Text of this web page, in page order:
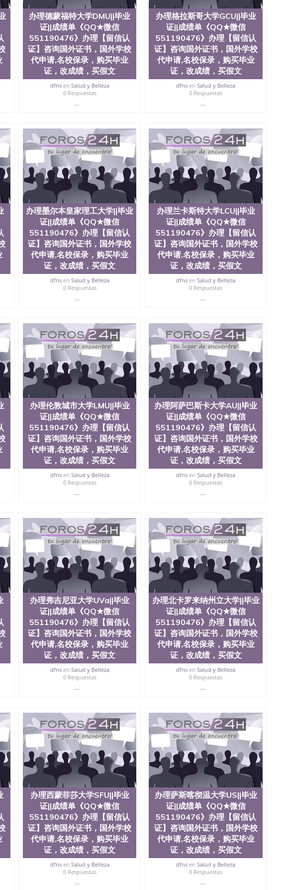
实可查认证办理，存档可查，终身受用。 四、办理流程农业科学院、艺术
、地球及物质科学院、教育学院、工程学院、健康与人类发展学院、信息
护理学院、科学学院等。学校的教育学院排名在全美前十名，工学院排名在
大学为学生们提供本科、硕士及博士学位。学校的专业课程包括：会计
工程、经济、医学、护理、文学、音乐、生物学、统计学、美术、电子工
制、历史、电气工程、生物工程、建筑设计、工商管理、材料科学、机械
学、化学、英语、社会科学、心理学、戏剧、市场营销、机械工程、计算
商科、金融专业 1、客户提供相关材料，确定客户办理信息，给出操作方
关材料； 3、留服注册申请账号，付定金； 4、预约递交时间，公司人员陪
料； 5、等待结果，完成结果书留服直接邮寄给客户 6、客户确认收到结果，
院的毕业证成绩单所使用的材料，尺寸大小，防伪结构（包括：水印，阴影
的（毕业证，成绩单，资格证，学生卡，结业证，录取通知书，在读证明
能够在时间掌握的海外学历文凭的样版，尺寸大小，纸张材质，防伪技术
，以求达到客户的需求。 我们的优势： 我们在保证合理定价的同时，坚持
不断优化，为您倾情诠释什么是高性价比。 咨询顾问：Sam q/微
办理毕业证成绩单、教育部认证,录取通知书，雅思，留学回国证明.
绩单文凭、改成绩、教育部学历学位认证、毕业证、成绩单、文凭、学历
书制作、假制作、办理、仿制学位证书、毕业证文凭、文凭毕业证、毕业证
馆证明、使馆留学回国人员证明、留学生认证、学历认证、文凭认证学位
学位认证、英国文凭学历、美国文凭学历、澳洲文凭学历、加拿大文凭学
微信：551190476 圣何塞州立大学毕业证（San Jose State
业证（San Jose State University）圣何塞州立大学毕业证（San Jose State
绩单（San Jose State University）圣何塞州立大学成绩单（ San Jose State
绩单（San Jose State University）成绩单圣何塞州立大学文凭（San Jose
大学（San Jose State University）圣何塞州立大学（San Jose State
San Jose State University）圣何塞州立大学（San Jose State University）
State University）圣何塞州立大学文凭（San Jose State University）文凭
State University）圣何塞州立大学学历（ San Jose State University）圣何
University）圣何塞州立大学学历（San Jose State University）圣 塞州立
学学位证（San Jose State University）圣何塞州立大学学位证（San Jose
学学位证（San Jose State University）圣何塞州立大学（San Jose State
Jose State University）圣何塞州立大学（San Jose State University）圣
University）圣何塞州立大学学位证（San Jose State University）圣何塞州
University）圣何塞州立大学结业证（San Jose State University）圣何塞州
University）圣何塞州立大学结业证（San Jose State University）圣何塞州
University）圣何塞州立大学学位证（San Jose State University）圣何塞州
University）圣何塞州立大学学历证书（San Jose State University）圣何
State University）澳洲读书未毕业找人做文凭学位qq微信551190476澳洲
单购买学位证书/澳洲读本科硕士做文凭/购买澳洲大学毕业证成绩单假文凭
澳洲读书未毕业找人做文凭学位qq微信551190476澳洲读CQU中
位证书/澳洲读本科硕士做文凭/购买澳洲大学毕业证成绩单假文凭学历办
绩单《QQ★微信551190476》办理【留信认证】咨询国外证书，国外学校
，改成绩，买假文凭假学历假毕业证，【学历认证】咨询，国外证件遗失补
工作买学历，网上购买文凭毕业证，办理各国各大学文凭(世界名校一对一专
of East Anglia
办理德蒙福特大学DMU||毕业
证||成绩单《QQ★微信
551190476》办理【留信认
证】咨询国外证书，国外学校
代申请,名校保录，购买毕业
证，改成绩，买假文
dfnsen Salud y Belleza
0 Respuestas
...
办理格拉斯哥大学GCU||毕业
证||成绩单《QQ★微信
551190476》办理【留信认
证】咨询国外证书，国外学校
代申请,名校保录，购买毕业
证，改成绩，买假文
dfns enSalud y Belleza
0 Respuestas
...
办理墨尔本皇家理工大学||毕业
证||成绩单《QQ★微信
551190476》办理【留信认
证】咨询国外证书，国外学校
代申请,名校保录，购买毕业
证，改成绩，买假文
dfnsen Salud y Belleza
0 Respuestas
...
办理兰卡斯特大学LCU||毕业
证||成绩单《QQ★微信
551190476》办理【留信认
证】咨询国外证书，国外学校
代申请,名校保录，购买毕业
证，改成绩，买假文
dfns enSalud y Belleza
0 Respuestas
...
办理伦敦城市大学LMU||毕业
证||成绩单《QQ★微信
551190476》办理【留信认
证】咨询国外证书，国外学校
代申请,名校保录，购买毕业
证，改成绩，买假文
dfnsen Salud y Belleza
0 Respuestas
...
办理阿萨巴斯卡大学AU||毕业
证||成绩单《QQ★微信
551190476》办理【留信认
证】咨询国外证书，国外学校
代申请,名校保录，购买毕业
证，改成绩，买假文
dfns enSalud y Belleza
0 Respuestas
...
办理弗吉尼亚大学UVa||毕业
证||成绩单《QQ★微信
551190476》办理【留信认
证】咨询国外证书，国外学校
代申请,名校保录，购买毕业
证，改成绩，买假文
dfnsen Salud y Belleza
0 Respuestas
...
办理北卡罗来纳州立大学||毕业
证||成绩单《QQ★微信
551190476》办理【留信认
证】咨询国外证书，国外学校
代申请,名校保录，购买毕业
证，改成绩，买假文
dfns enSalud y Belleza
0 Respuestas
...
办理西蒙菲莎大学SFU||毕业
证||成绩单《QQ★微信
551190476》办理【留信认
证】咨询国外证书，国外学校
代申请,名校保录，购买毕业
证，改成绩，买假文
dfnsen Salud y Belleza
0 Respuestas
...
办理萨斯喀彻温大学US||毕业
证||成绩单《QQ★微信
551190476》办理【留信认
证】咨询国外证书，国外学校
代申请,名校保录，购买毕业
证，改成绩，买假文
dfns enSalud y Belleza
0 Respuestas
...